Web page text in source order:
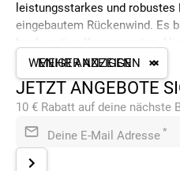
leistungsstarkes und
eingebautem Rückenwind. Es
hochwertige Komponenten.
verschiedenen Modelle.
DIE RAHMEN DER
HYBRID SL RACE
Die Konstrukteure bei CUBE
MEHR ANZEIGEN
WENIGER ANZEIGEN
JETZT ANGEBOTE
10 € Rabatt auf deine nächste
Deine E-Mail Adresse *